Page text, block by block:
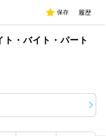
保存 履歴
・バイト・パート